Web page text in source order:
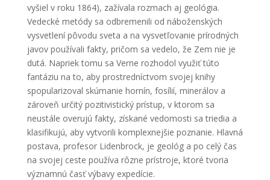
vyšiel v roku 1864), zažívala rozmach aj geológia.
Vedecké metódy sa odbremenili od náboženských
vysvetlení pôvodu sveta a na vysvetľovanie prírodných
javov používali fakty, pričom sa vedelo, že Zem nie je
dutá. Napriek tomu sa Verne rozhodol využiť túto
fantáziu na to, aby prostredníctvom svojej knihy
spopularizoval skúmanie hornín, fosílií, minerálov a
zároveň určitý pozitivistický prístup, v ktorom sa
neustále overujú fakty, získané vedomosti sa triedia a
klasifikujú, aby vytvorili komplexnejšie poznanie. Hlavná
postava, profesor Lidenbrock, je geológ a po celý čas
na svojej ceste používa rôzne prístroje, ktoré tvoria
významnú časť výbavy expedície.